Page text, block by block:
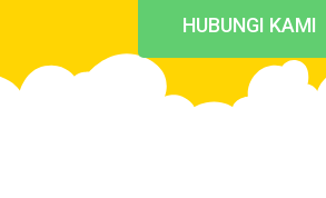
HUBUNGI KAMI